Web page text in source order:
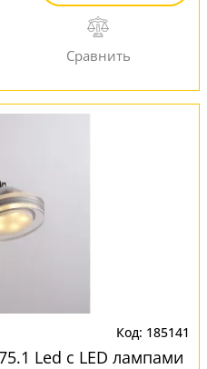
185141
Led с LED лампами